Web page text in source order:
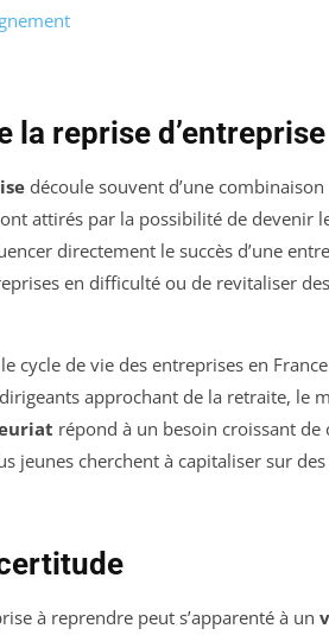
la reprise d’entreprise
découle souvent d’une
attirés par la possibilité de devenir
directement le succès d’une
en difficulté ou de revitaliser
cycle de vie des entreprises en
approchant de la retraite, le
répond à un besoin croissant de
jeunes cherchent à capitaliser sur des
à reprendre peut s’apparenté à un